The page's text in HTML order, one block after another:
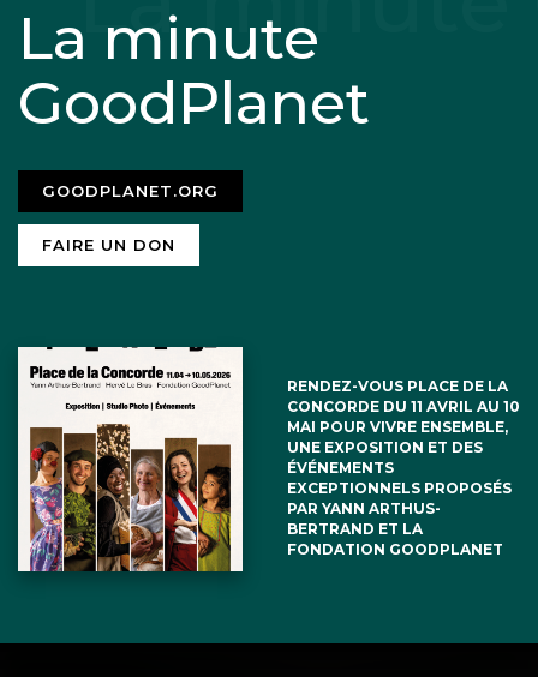
La minute
GoodPlanet
GOODPLANET.ORG
FAIRE UN DON
RENDEZ-VOUS PLACE DE LA
CONCORDE DU 11 AVRIL AU 10
MAI POUR VIVRE ENSEMBLE,
UNE EXPOSITION ET DES
ÉVÉNEMENTS
EXCEPTIONNELS PROPOSÉS
PAR YANN ARTHUS-
BERTRAND ET LA
FONDATION GOODPLANET